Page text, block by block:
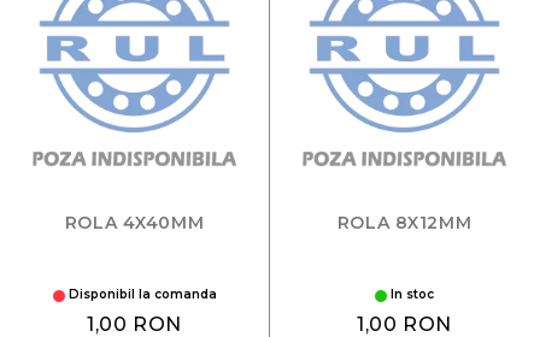
ROLA 4X40MM
Disponibil la comanda
1,00 RON
ROLA 8X12MM
In stoc
1,00 RON